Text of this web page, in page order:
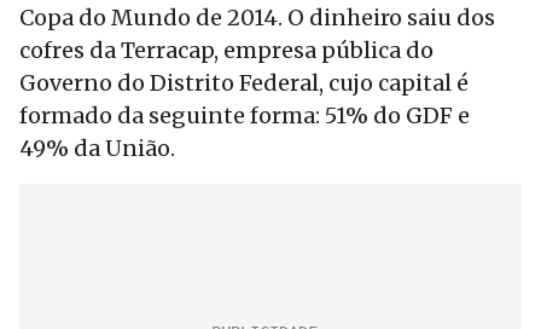
Copa do Mundo de 2014. O dinheiro saiu dos
cofres da Terracap, empresa pública do
Governo do Distrito Federal, cujo capital é
formado da seguinte forma: 51% do GDF e
49% da União.